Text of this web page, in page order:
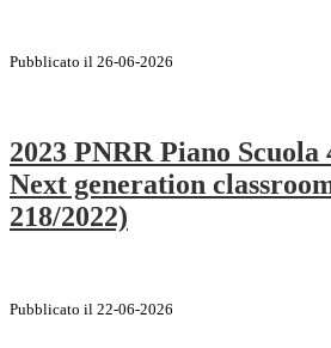
Pubblicato il 26-06-2026
2023 PNRR Piano Scuola
Next generation
218/2022)
Pubblicato il 22-06-2026